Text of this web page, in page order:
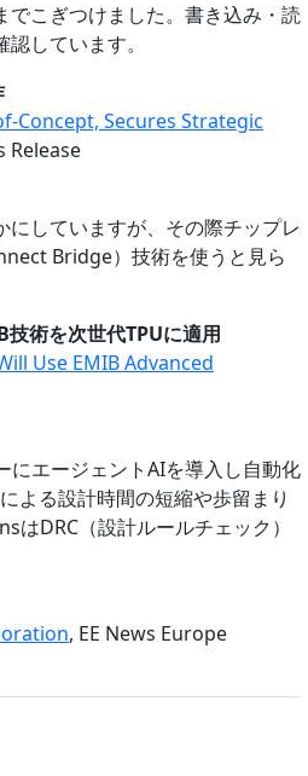
でこぎつけました。書き込み・読
しています。
Concept, Secures Strategic
Release
していますが、その際チップレ
Bridge）技術を使うと見ら
術を次世代TPUに適用
Use EMIB Advanced
にエージェントAIを導入し自動化
よる設計時間の短縮や歩留まり
DRC（設計ルールチェック）
, EE News Europe